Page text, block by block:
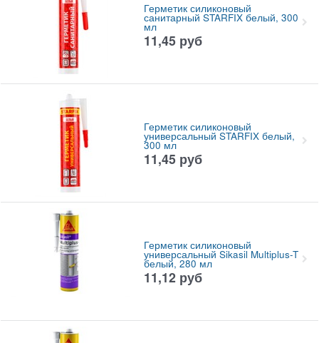
Герметик силиконовый
санитарный STARFIX белый, 300
мл
11,45 руб
Герметик силиконовый
универсальный STARFIX белый,
300 мл
11,45 руб
Герметик силиконовый
универсальный Sikasil Multiplus-T
белый, 280 мл
11,12 руб